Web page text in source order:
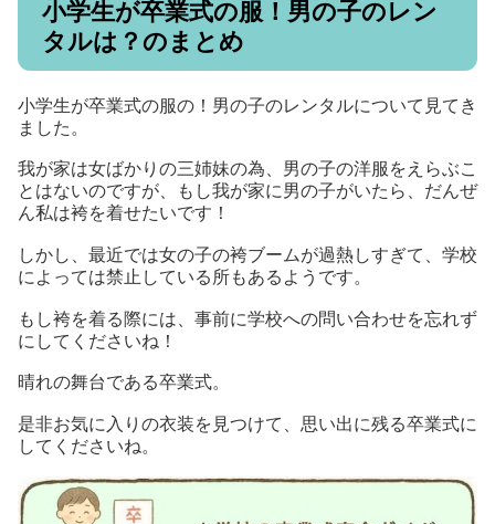
小学生が卒業式の服！男の子のレン
タルは？のまとめ
小学生が卒業式の服の！男の子のレンタルについて見てき
ました。
我が家は女ばかりの三姉妹の為、男の子の洋服をえらぶこ
とはないのですが、もし我が家に男の子がいたら、だんぜ
ん私は袴を着せたいです！
しかし、最近では女の子の袴ブームが過熱しすぎて、学校
によっては禁止している所もあるようです。
もし袴を着る際には、事前に学校への問い合わせを忘れず
にしてくださいね！
晴れの舞台である卒業式。
是非お気に入りの衣装を見つけて、思い出に残る卒業式に
してくださいね。